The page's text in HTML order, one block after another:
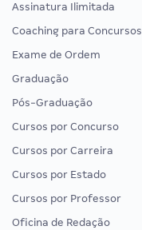
Assinatura Ilimitada
Coaching para Concursos
Exame de Ordem
Graduação
Pós-Graduação
Cursos por Concurso
Cursos por Carreira
Cursos por Estado
Cursos por Professor
Oficina de Redação